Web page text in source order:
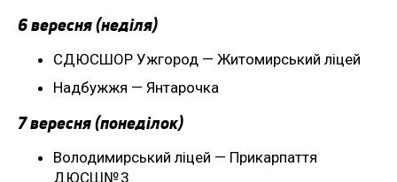
6 вересня (неділя)
СДЮСШОР Ужгород — Житомирський ліцей
Надбужжя — Янтарочка
7 вересня (понеділок)
Володимирський ліцей — Прикарпаття
ДЮСШ№ 3